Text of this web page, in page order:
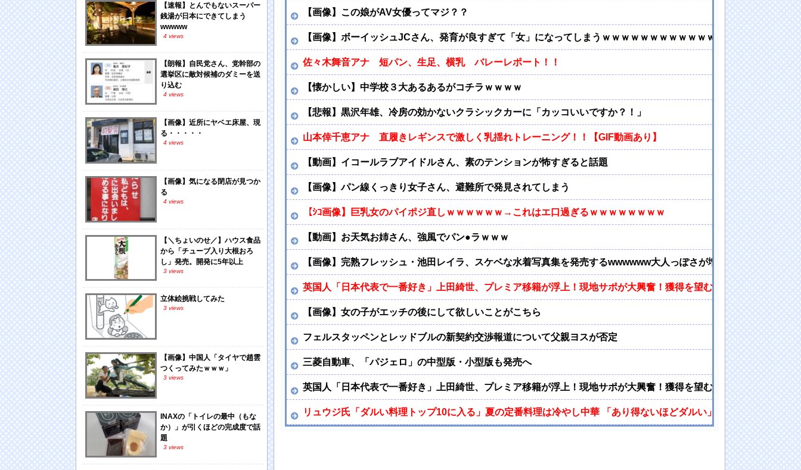
【画像】この娘がAV女優ってマジ？？
【画像】ボーイッシュJCさん、発育が良すぎて「女」になってしまうｗｗｗｗｗｗｗｗｗｗｗｗｗｗｗｗｗ
佐々木舞音アナ 短パン、生足、横乳 バレーレポート！！
【懐かしい】中学校３大あるあるがコチラｗｗｗｗ
【悲報】黒沢年雄、冷房の効かないクラシックカーに「カッコいいですか？！」
山本倖千恵アナ 直履きレギンスで激しく乳揺れトレーニング！！【GIF動画あり】
【動画】イコールラブアイドルさん、素のテンションが怖すぎると話題
【画像】パン線くっきり女子さん、避難所で発見されてしまう
【ｼｺ画像】巨乳女のパイポジ直しｗｗｗｗｗｗ→これはエ口過ぎるｗｗｗｗｗｗｗｗ
【動画】お天気お姉さん、強風でパン●ラｗｗｗ
【画像】完熟フレッシュ・池田レイラ、スケベな水着写真集を発売するwwwwww大人っぽさが増した美ボディが炸
英国人「日本代表で一番好き」上田綺世、プレミア移籍が浮上！現地サポが大興奮！獲得を望む声が殺到！【海外の
【画像】女の子がエッチの後にして欲しいことがこちら
フェルスタッペンとレッドブルの新契約交渉報道について父親ヨスが否定
三菱自動車、「パジェロ」の中型版・小型版も発売へ
英国人「日本代表で一番好き」上田綺世、プレミア移籍が浮上！現地サポが大興奮！獲得を望む声が殺到！【海外の
リュウジ氏「ダルい料理トップ10に入る」夏の定番料理は冷やし中華 「あり得ないほどダルい」
【速報】とんでもないスーパー
銭湯が日本にできてしまう
wwwww
4 views
【朗報】自民党さん、党幹部の
選挙区に敵対候補のダミーを送
り込む
4 views
【画像】近所にヤベエ床屋、現
る・・・・・
4 views
【画像】気になる閉店が見つか
る
4 views
【＼ちょいのせ／】ハウス食品
から「チューブ入り大根おろ
し」発売。開発に5年以上
3 views
立体絵挑戦してみた
3 views
【画像】中国人「タイヤで趙雲
つくってみたｗｗｗ」
3 views
INAXの「トイレの最中（もな
か）」が引くほどの完成度で話
題
3 views